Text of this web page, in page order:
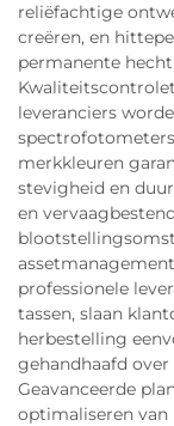
reliëfachtige
creëren, en
permanente
leveranciers
merkkleuren
stevigheid en
en
professionele
tassen, slaan
herbestelling
gehandhaafd
Geavanceerde
optimaliseren